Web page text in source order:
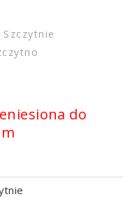
do